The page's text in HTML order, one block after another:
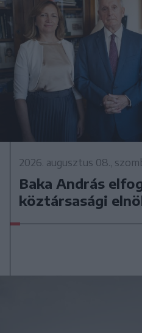
2026. augusztus 08.,
Baka András
köztársasági